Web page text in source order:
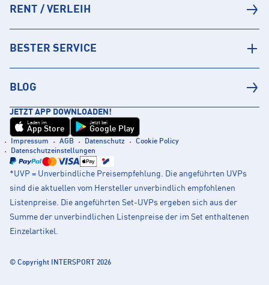
RENT / VERLEIH
BESTER SERVICE
BLOG
JETZT APP DOWNLOADEN!
Laden im
App Store
Jetzt bei
Google Play
Impressum AGB Datenschutz
Cookie Policy
Datenschutzeinstellungen
*UVP = Unverbindliche Preisempfehlung. Die angeführten UVPs
sind die aktuellen vom Hersteller unverbindlich empfohlenen
Listenpreise. Die angeführten Set-UVPs ergeben sich aus der
Summe der unverbindlichen Listenpreise der im Set enthaltenen
Einzelartikel.
© Copyright INTERSPORT 2026